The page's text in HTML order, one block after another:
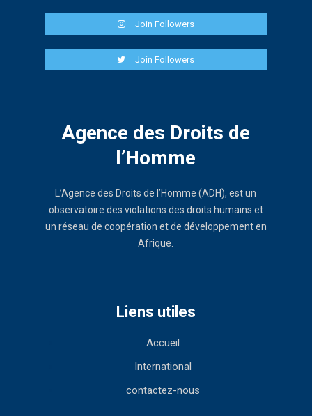
Join Followers
Join Followers
Agence des Droits de
l’Homme
L’Agence des Droits de l’Homme (ADH), est un
observatoire des violations des droits humains et
un réseau de coopération et de développement en
Afrique.
Liens utiles
Accueil
International
contactez-nous